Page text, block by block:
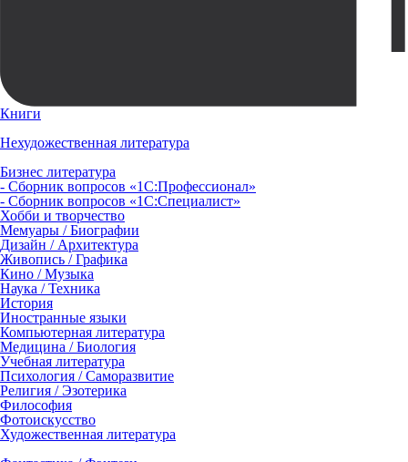
Книги
Нехудожественная литература
Бизнес литература
- Сборник вопросов «1С:Профессионал»
- Сборник вопросов «1С:Специалист»
Хобби и творчество
Мемуары / Биографии
Дизайн / Архитектура
Живопись / Графика
Кино / Музыка
Наука / Техника
История
Иностранные языки
Компьютерная литература
Медицина / Биология
Учебная литература
Психология / Саморазвитие
Религия / Эзотерика
Философия
Фотоискусство
Художественная литература